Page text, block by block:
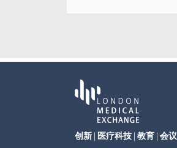
创新 | 医疗科技 | 教育 | 会议